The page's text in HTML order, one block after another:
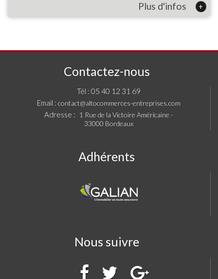
Plus d'infos +
Contactez-nous
Tél : 05 40 12 31 69
Email : contact@altocommerces-entreprises.com
Adresse : 1 Rue de la Victoire Américaine -
33000 Bordeaux
Adhérents
Nous suivre